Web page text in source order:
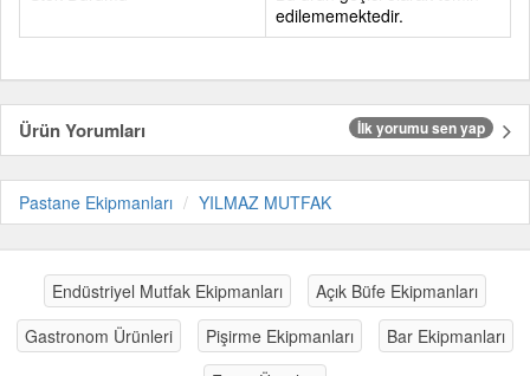
edilememektedir.
Ürün Yorumları İlk yorumu sen yap
Pastane Ekipmanları YILMAZ MUTFAK
Endüstriyel Mutfak Ekipmanları
Açık Büfe Ekipmanları
Gastronom Ürünleri
Pişirme Ekipmanları
Bar Ekipmanları